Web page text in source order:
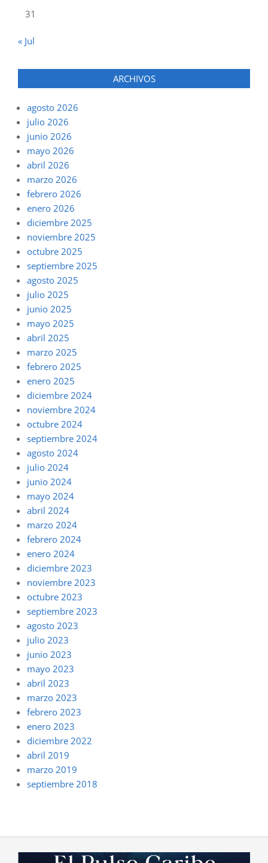
31
« Jul
ARCHIVOS
agosto 2026
julio 2026
junio 2026
mayo 2026
abril 2026
marzo 2026
febrero 2026
enero 2026
diciembre 2025
noviembre 2025
octubre 2025
septiembre 2025
agosto 2025
julio 2025
junio 2025
mayo 2025
abril 2025
marzo 2025
febrero 2025
enero 2025
diciembre 2024
noviembre 2024
octubre 2024
septiembre 2024
agosto 2024
julio 2024
junio 2024
mayo 2024
abril 2024
marzo 2024
febrero 2024
enero 2024
diciembre 2023
noviembre 2023
octubre 2023
septiembre 2023
agosto 2023
julio 2023
junio 2023
mayo 2023
abril 2023
marzo 2023
febrero 2023
enero 2023
diciembre 2022
abril 2019
marzo 2019
septiembre 2018